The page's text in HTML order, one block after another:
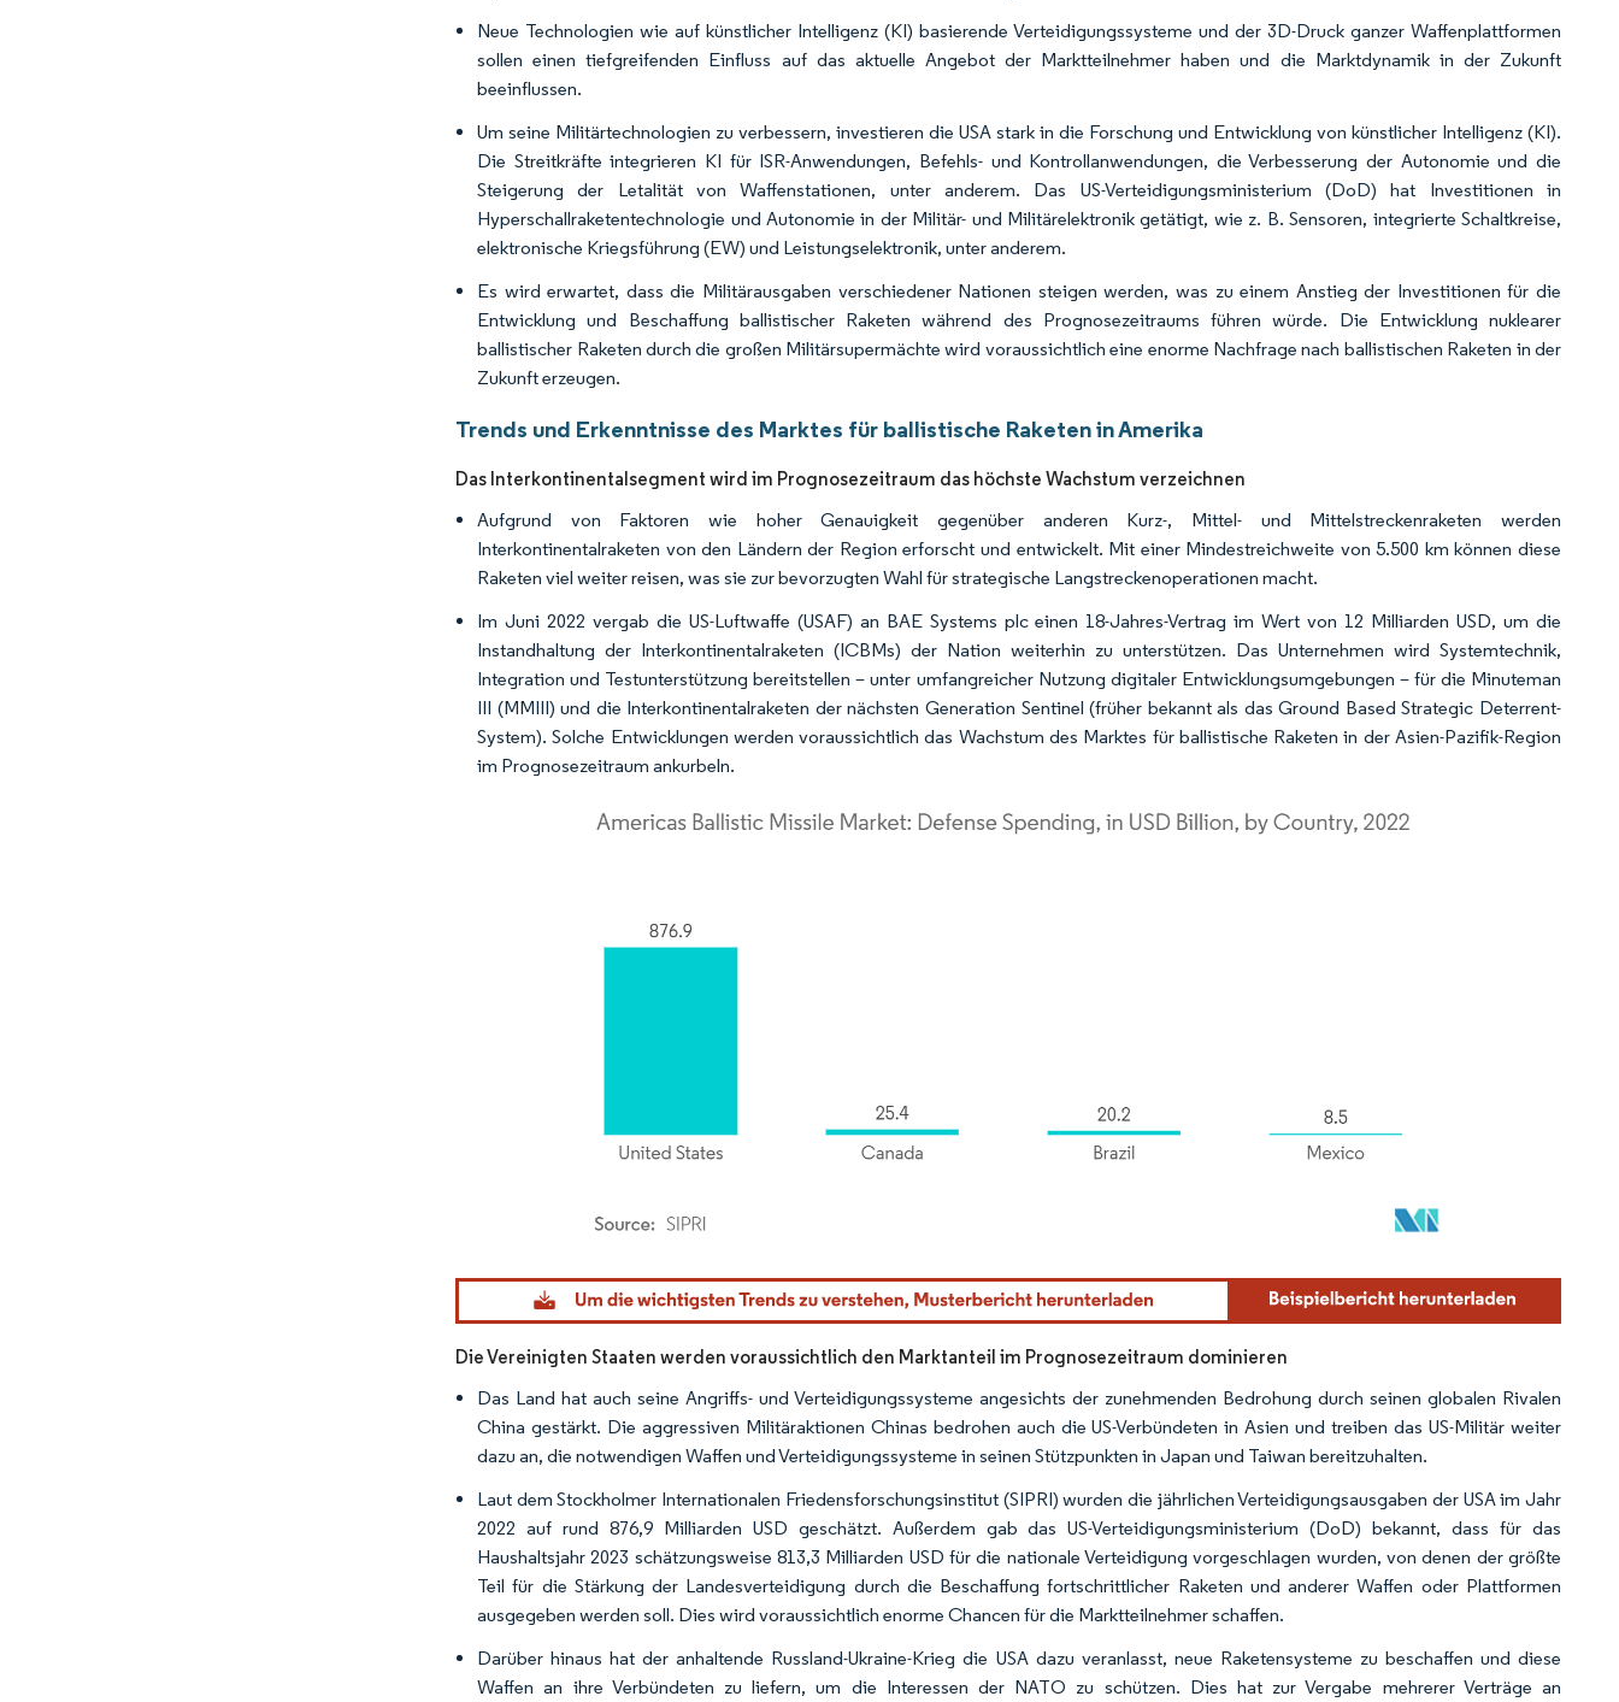
Neue Technologien wie auf künstlicher Intelligenz (KI) basierende Verteidigungssysteme und der 3D-Druck ganzer Waffenplattformen
sollen einen tiefgreifenden Einfluss auf das aktuelle Angebot der Marktteilnehmer haben und die Marktdynamik in der Zukunft
beeinflussen.
Um seine Militärtechnologien zu verbessern, investieren die USA stark in die Forschung und Entwicklung von künstlicher Intelligenz (KI).
Die Streitkräfte integrieren KI für ISR-Anwendungen, Befehls- und Kontrollanwendungen, die Verbesserung der Autonomie und die
Steigerung der Letalität von Waffenstationen, unter anderem. Das US-Verteidigungsministerium (DoD) hat Investitionen in
Hyperschallraketentechnologie und Autonomie in der Militär- und Militärelektronik getätigt, wie z. B. Sensoren, integrierte Schaltkreise,
elektronische Kriegsführung (EW) und Leistungselektronik, unter anderem.
Es wird erwartet, dass die Militärausgaben verschiedener Nationen steigen werden, was zu einem Anstieg der Investitionen für die
Entwicklung und Beschaffung ballistischer Raketen während des Prognosezeitraums führen würde. Die Entwicklung nuklearer
ballistischer Raketen durch die großen Militärsupermächte wird voraussichtlich eine enorme Nachfrage nach ballistischen Raketen in der
Zukunft erzeugen.
Trends und Erkenntnisse des Marktes für ballistische Raketen in Amerika
Das Interkontinentalsegment wird im Prognosezeitraum das höchste Wachstum verzeichnen
Aufgrund von Faktoren wie hoher Genauigkeit gegenüber anderen Kurz-, Mittel- und Mittelstreckenraketen werden
Interkontinentalraketen von den Ländern der Region erforscht und entwickelt. Mit einer Mindestreichweite von 5.500 km können diese
Raketen viel weiter reisen, was sie zur bevorzugten Wahl für strategische Langstreckenoperationen macht.
Im Juni 2022 vergab die US-Luftwaffe (USAF) an BAE Systems plc einen 18-Jahres-Vertrag im Wert von 12 Milliarden USD, um die
Instandhaltung der Interkontinentalraketen (ICBMs) der Nation weiterhin zu unterstützen. Das Unternehmen wird Systemtechnik,
Integration und Testunterstützung bereitstellen – unter umfangreicher Nutzung digitaler Entwicklungsumgebungen – für die Minuteman
III (MMIII) und die Interkontinentalraketen der nächsten Generation Sentinel (früher bekannt als das Ground Based Strategic Deterrent-
System). Solche Entwicklungen werden voraussichtlich das Wachstum des Marktes für ballistische Raketen in der Asien-Pazifik-Region
im Prognosezeitraum ankurbeln.
Bild © Mordor Intelligence. Wiederverwendung erfordert Namensnennung gemäß CC BY 4.0.
Die Vereinigten Staaten werden voraussichtlich den Marktanteil im Prognosezeitraum dominieren
Das Land hat auch seine Angriffs- und Verteidigungssysteme angesichts der zunehmenden Bedrohung durch seinen globalen Rivalen
China gestärkt. Die aggressiven Militäraktionen Chinas bedrohen auch die US-Verbündeten in Asien und treiben das US-Militär weiter
dazu an, die notwendigen Waffen und Verteidigungssysteme in seinen Stützpunkten in Japan und Taiwan bereitzuhalten.
Laut dem Stockholmer Internationalen Friedensforschungsinstitut (SIPRI) wurden die jährlichen Verteidigungsausgaben der USA im Jahr
2022 auf rund 876,9 Milliarden USD geschätzt. Außerdem gab das US-Verteidigungsministerium (DoD) bekannt, dass für das
Haushaltsjahr 2023 schätzungsweise 813,3 Milliarden USD für die nationale Verteidigung vorgeschlagen wurden, von denen der größte
Teil für die Stärkung der Landesverteidigung durch die Beschaffung fortschrittlicher Raketen und anderer Waffen oder Plattformen
ausgegeben werden soll. Dies wird voraussichtlich enorme Chancen für die Marktteilnehmer schaffen.
Darüber hinaus hat der anhaltende Russland-Ukraine-Krieg die USA dazu veranlasst, neue Raketensysteme zu beschaffen und diese
Waffen an ihre Verbündeten zu liefern, um die Interessen der NATO zu schützen. Dies hat zur Vergabe mehrerer Verträge an